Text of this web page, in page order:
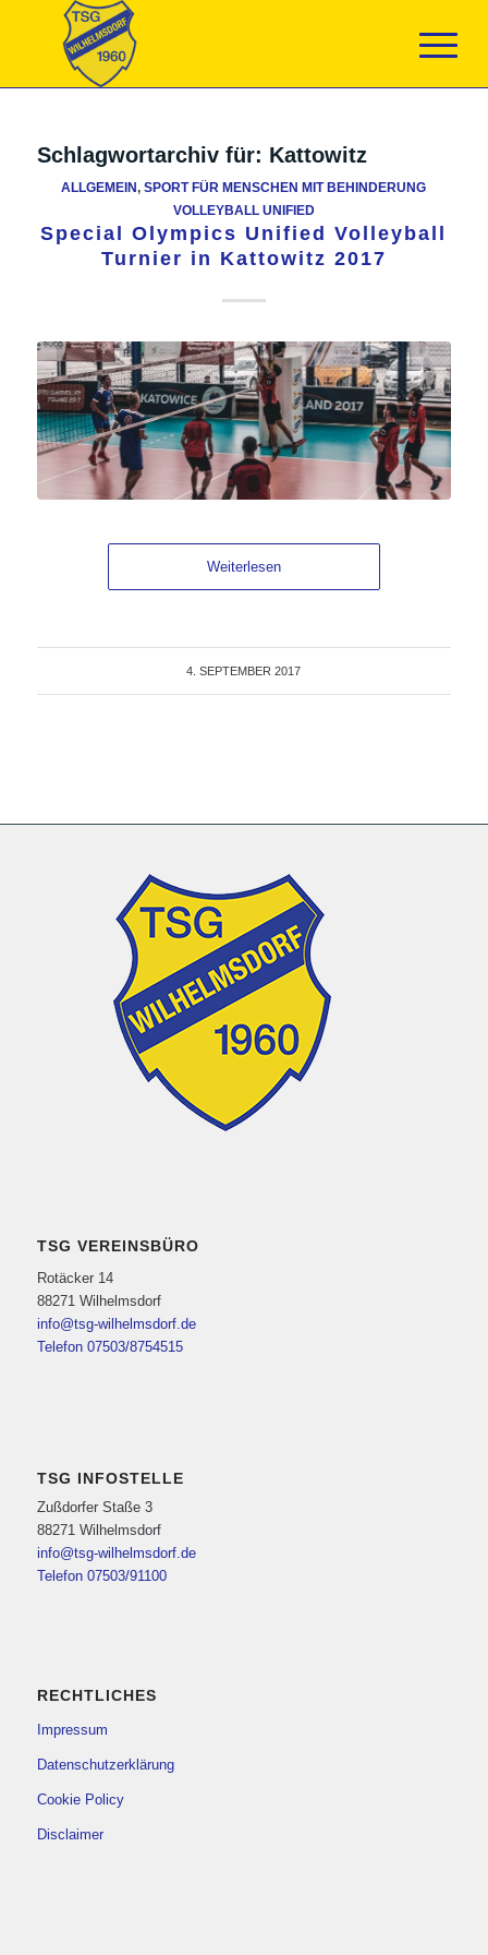
Schlagwortarchiv für: Kattowitz
ALLGEMEIN,SPORT FÜR MENSCHEN MIT BEHINDERUNG
VOLLEYBALL UNIFIED
Special Olympics Unified Volleyball
Turnier in Kattowitz 2017
Weiterlesen
4. SEPTEMBER 2017
TSG VEREINSBÜRO
Rotäcker 14
88271 Wilhelmsdorf
info@tsg-wilhelmsdorf.de
Telefon 07503/8754515
TSG INFOSTELLE
Zußdorfer Staße 3
88271 Wilhelmsdorf
info@tsg-wilhelmsdorf.de
Telefon 07503/91100
RECHTLICHES
Impressum
Datenschutzerklärung
Cookie Policy
Disclaimer